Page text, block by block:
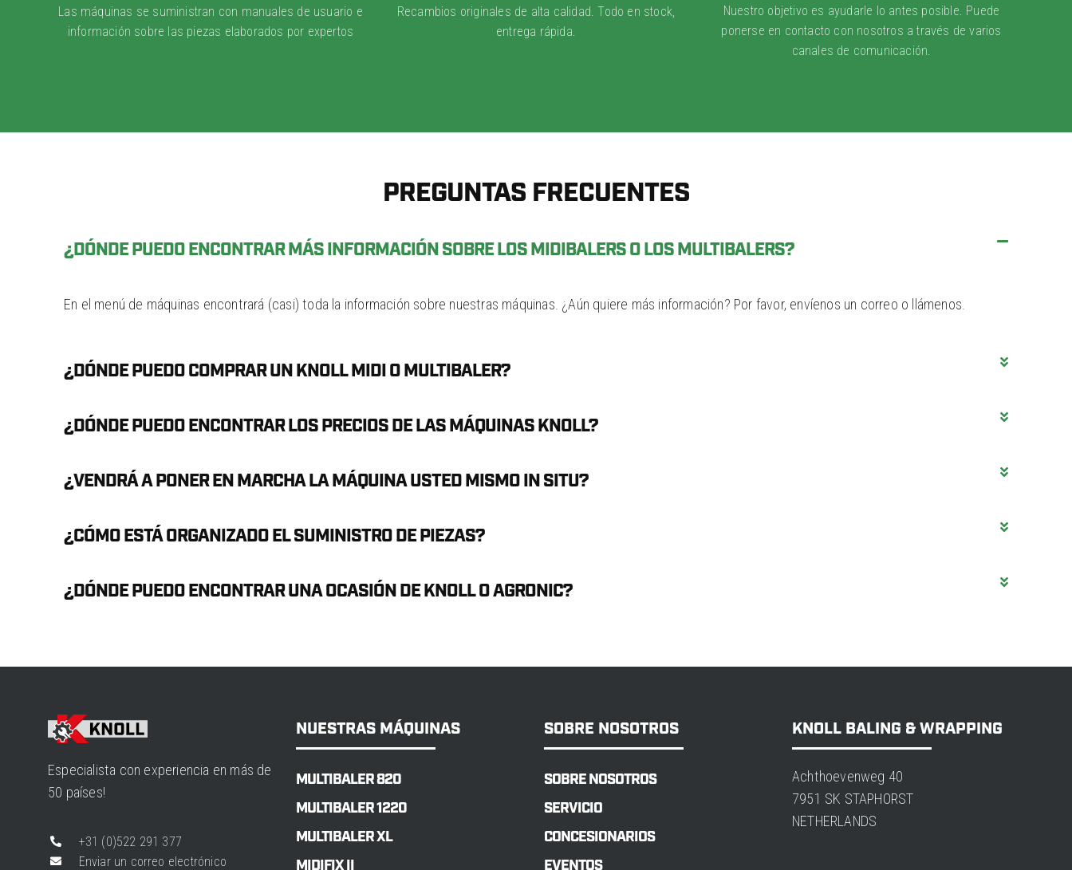
Las máquinas se suministran con manuales de usuario e
información sobre las piezas elaborados por expertos
Recambios originales de alta calidad. Todo en stock,
entrega rápida.
Nuestro objetivo es ayudarle lo antes posible. Puede
ponerse en contacto con nosotros a través de varios
canales de comunicación.
PREGUNTAS FRECUENTES
¿DÓNDE PUEDO ENCONTRAR MÁS INFORMACIÓN SOBRE LOS MIDIBALERS O LOS MULTIBALERS?
En el menú de máquinas encontrará (casi) toda la información sobre nuestras máquinas. ¿Aún quiere más información? Por favor, envíenos un correo o llámenos.
¿DÓNDE PUEDO COMPRAR UN KNOLL MIDI O MULTIBALER?
¿DÓNDE PUEDO ENCONTRAR LOS PRECIOS DE LAS MÁQUINAS KNOLL?
¿VENDRÁ A PONER EN MARCHA LA MÁQUINA USTED MISMO IN SITU?
¿CÓMO ESTÁ ORGANIZADO EL SUMINISTRO DE PIEZAS?
¿DÓNDE PUEDO ENCONTRAR UNA OCASIÓN DE KNOLL O AGRONIC?
Especialista con experiencia en más de
50 países!
+31 (0)522 291 377
Enviar un correo electrónico
NUESTRAS MÁQUINAS
MULTIBALER 820
MULTIBALER 1220
MULTIBALER XL
MIDIFIX II
SOBRE NOSOTROS
SOBRE NOSOTROS
SERVICIO
CONCESIONARIOS
EVENTOS
KNOLL BALING & WRAPPING
Achthoevenweg 40
7951 SK STAPHORST
NETHERLANDS